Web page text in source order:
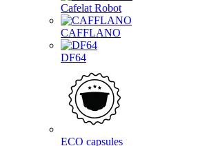
Cafelat Robot
CAFFLANO
DF64
ECO capsules